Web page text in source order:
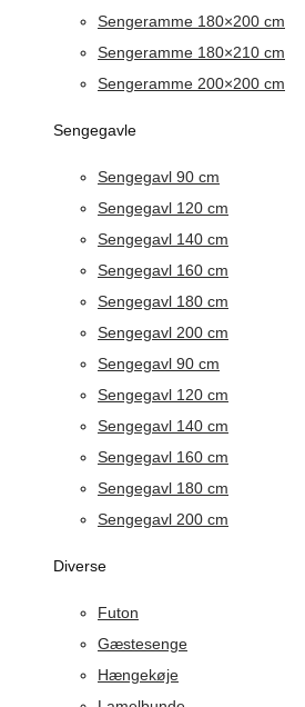
Sengeramme 180×200 cm
Sengeramme 180×210 cm
Sengeramme 200×200 cm
Sengegavle
Sengegavl 90 cm
Sengegavl 120 cm
Sengegavl 140 cm
Sengegavl 160 cm
Sengegavl 180 cm
Sengegavl 200 cm
Sengegavl 90 cm
Sengegavl 120 cm
Sengegavl 140 cm
Sengegavl 160 cm
Sengegavl 180 cm
Sengegavl 200 cm
Diverse
Futon
Gæstesenge
Hængekøje